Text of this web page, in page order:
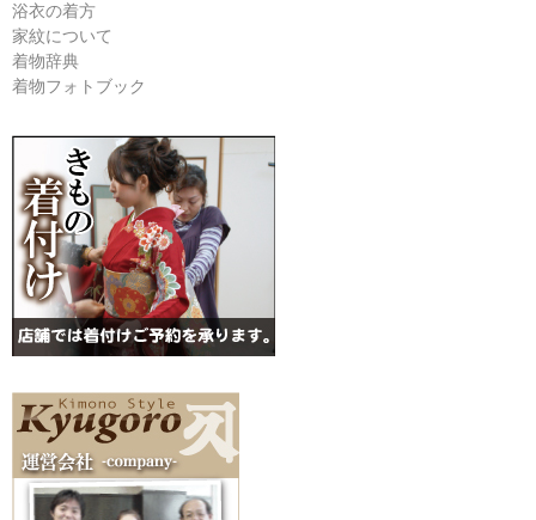
浴衣の着方
家紋について
着物辞典
着物フォトブック